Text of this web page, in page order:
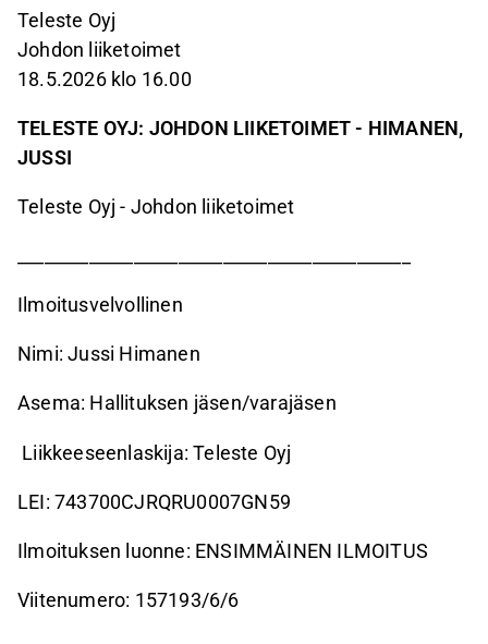
Teleste Oyj
Johdon liiketoimet
18.5.2026 klo 16.00
TELESTE OYJ: JOHDON LIIKETOIMET - HIMANEN,
JUSSI
Teleste Oyj - Johdon liiketoimet
Ilmoitusvelvollinen
Nimi: Jussi Himanen
Asema: Hallituksen jäsen/varajäsen
Liikkeeseenlaskija: Teleste Oyj
LEI: 743700CJRQRU0007GN59
Ilmoituksen luonne: ENSIMMÄINEN ILMOITUS
Viitenumero: 157193/6/6